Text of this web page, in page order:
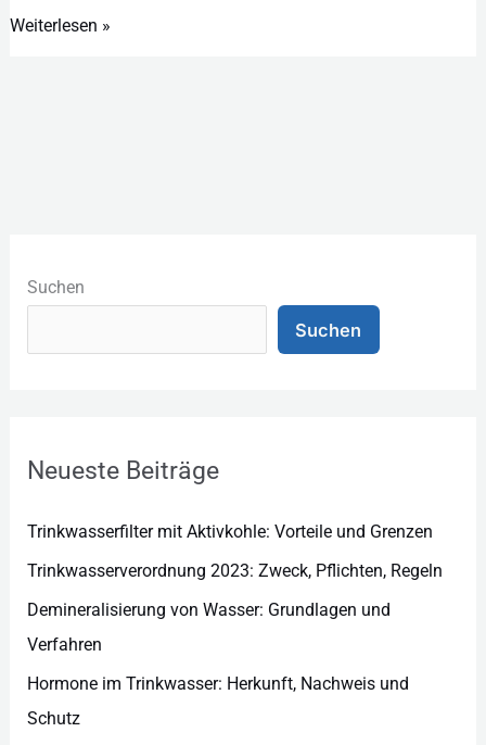
Weiterlesen »
Suchen
Suchen
Neueste Beiträge
Trinkwasserfilter mit Aktivkohle: Vorteile und Grenzen
Trinkwasserverordnung 2023: Zweck, Pflichten, Regeln
Demineralisierung von Wasser: Grundlagen und
Verfahren
Hormone im Trinkwasser: Herkunft, Nachweis und
Schutz
a
e
r
e
n